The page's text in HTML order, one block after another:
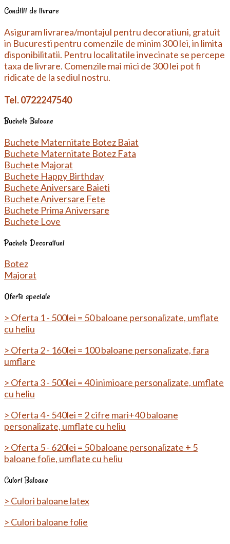
Conditii de livrare
Asiguram livrarea/montajul pentru decoratiuni, gratuit
in Bucuresti pentru comenzile de minim 300 lei, in limita
disponibilitatii. Pentru localitatile invecinate se percepe
taxa de livrare. Comenzile mai mici de 300 lei pot fi
ridicate de la sediul nostru.
Tel. 0722247540
Buchete Baloane
Buchete Maternitate Botez Baiat
Buchete Maternitate Botez Fata
Buchete Majorat
Buchete Happy Birthday
Buchete Aniversare Baieti
Buchete Aniversare Fete
Buchete Prima Aniversare
Buchete Love
Pachete Decoratiuni
Botez
Majorat
Oferte speciale
> Oferta 1 - 500lei = 50 baloane personalizate, umflate
cu heliu
> Oferta 2 - 160lei = 100 baloane personalizate, fara
umflare
> Oferta 3 - 500lei = 40 inimioare personalizate, umflate
cu heliu
> Oferta 4 - 540lei = 2 cifre mari+40 baloane
personalizate, umflate cu heliu
> Oferta 5 - 620lei = 50 baloane personalizate + 5
baloane folie, umflate cu heliu
Culori Baloane
> Culori baloane latex
> Culori baloane folie